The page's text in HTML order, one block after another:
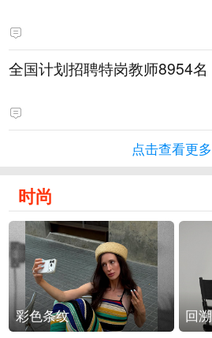
全国计划招聘特岗教师8954名
点击查看更多
时尚
彩色条纹